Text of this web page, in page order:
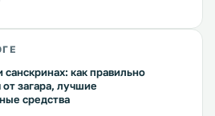
санскринах: как правильно
загара, лучшие
средства